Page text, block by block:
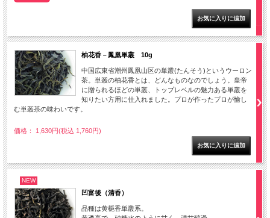
柚花香－鳳凰単叢 10g
中国広東省潮州鳳凰山区の単叢(たんそう)というウーロン
茶。単叢の柚花香とは、どんなものなのでしょう。皇帝
に贈られるほどの単叢、トップレベルの魅力ある単叢を
知りたい方用に仕入れました。プロが作ったプロが愉し
む単叢茶の味わいです。
価格： 1,630円(税込 1,760円)
NEW
凹富後（清香）
品種は黄梔香単叢系。